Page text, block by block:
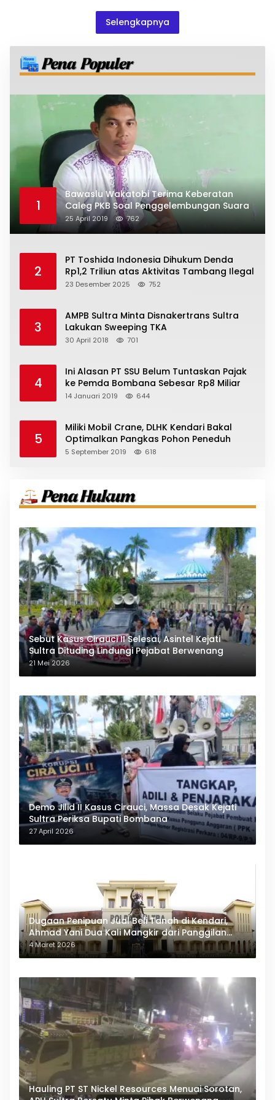
Selengkapnya
1
Bawaslu Wakatobi Terima Keberatan
Caleg PKB Soal Penggelembungan Suara
25 April 2019 762
2
PT Toshida Indonesia Dihukum Denda
Rp1,2 Triliun atas Aktivitas Tambang Ilegal
23 Desember 2025 752
3
AMPB Sultra Minta Disnakertrans Sultra
Lakukan Sweeping TKA
30 April 2018 701
4
Ini Alasan PT SSU Belum Tuntaskan Pajak
ke Pemda Bombana Sebesar Rp8 Miliar
14 Januari 2019 644
5
Miliki Mobil Crane, DLHK Kendari Bakal
Optimalkan Pangkas Pohon Peneduh
5 September 2019 618
Sebut Kasus Cirauci II Selesai, Asintel Kejati
Sultra Dituding Lindungi Pejabat Berwenang
21 Mei 2026
Demo Jilid II Kasus Cirauci, Massa Desak Kejati
Sultra Periksa Bupati Bombana
27 April 2026
Dugaan Penipuan Jual Beli Tanah di Kendari,
Ahmad Yani Dua Kali Mangkir dari Panggilan
Polda Sultra
4 Maret 2026
Hauling PT ST Nickel Resources Menuai Sorotan,